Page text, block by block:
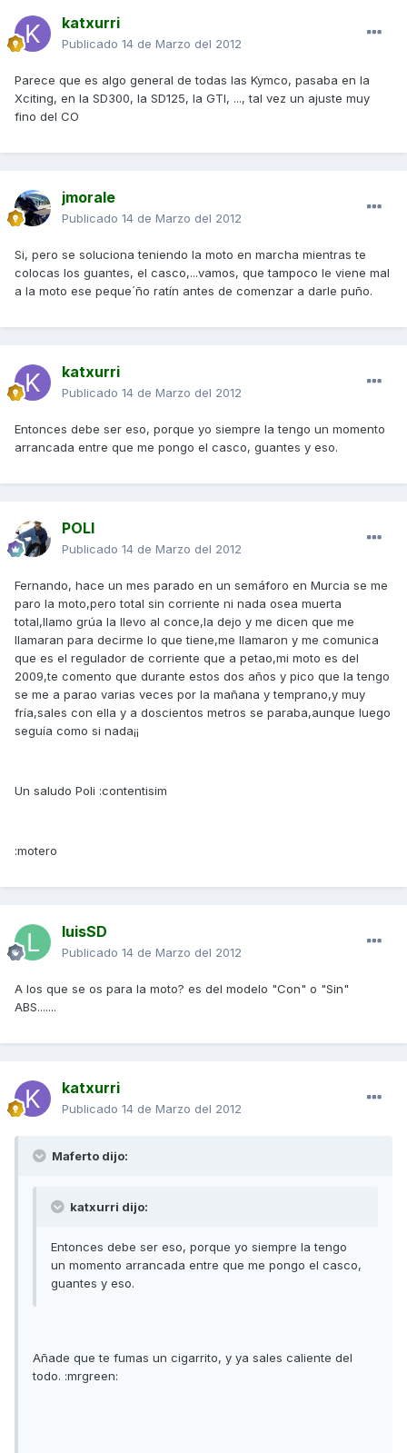
katxurri
Publicado 14 de Marzo del 2012
Parece que es algo general de todas las Kymco, pasaba en la
Xciting, en la SD300, la SD125, la GTI, ..., tal vez un ajuste muy
fino del CO
jmorale
Publicado 14 de Marzo del 2012
Si, pero se soluciona teniendo la moto en marcha mientras te
colocas los guantes, el casco,...vamos, que tampoco le viene mal
a la moto ese peque´ño ratín antes de comenzar a darle puño.
katxurri
Publicado 14 de Marzo del 2012
Entonces debe ser eso, porque yo siempre la tengo un momento
arrancada entre que me pongo el casco, guantes y eso.
POLI
Publicado 14 de Marzo del 2012
Fernando, hace un mes parado en un semáforo en Murcia se me
paro la moto,pero total sin corriente ni nada osea muerta
total,llamo grúa la llevo al conce,la dejo y me dicen que me
llamaran para decirme lo que tiene,me llamaron y me comunica
que es el regulador de corriente que a petao,mi moto es del
2009,te comento que durante estos dos años y pico que la tengo
se me a parao varias veces por la mañana y temprano,y muy
fría,sales con ella y a doscientos metros se paraba,aunque luego
seguía como si nada¡¡
Un saludo Poli :contentisim
:motero
luisSD
Publicado 14 de Marzo del 2012
A los que se os para la moto? es del modelo "Con" o "Sin"
ABS.......
katxurri
Publicado 14 de Marzo del 2012
Maferto dijo:
katxurri dijo:
Entonces debe ser eso, porque yo siempre la tengo
un momento arrancada entre que me pongo el casco,
guantes y eso.
Añade que te fumas un cigarrito, y ya sales caliente del
todo. :mrgreen: